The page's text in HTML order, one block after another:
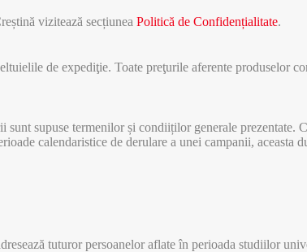
vizitează secțiuneaPolitică de Confidențialitate.
de expediţie. Toate preţurile aferente produselor
supuse termenilor și condiiților generale prezentate.
calendaristice de derulare a unei campanii, aceasta
tuturor persoanelor aflate în perioada studiilor